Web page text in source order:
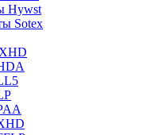
Hywst
Sotex